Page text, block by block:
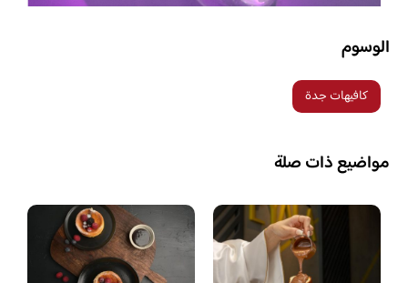
الوسوم
كافيهات جدة
مواضيع ذات صلة